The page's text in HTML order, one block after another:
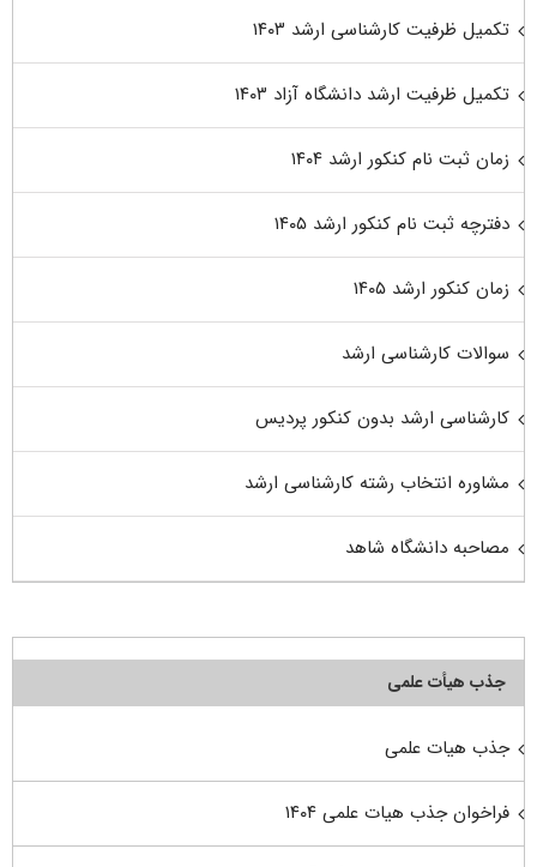
تکمیل ظرفیت کارشناسی ارشد ۱۴۰۳
تکمیل ظرفیت ارشد دانشگاه آزاد ۱۴۰۳
زمان ثبت نام کنکور ارشد ۱۴۰۴
دفترچه ثبت نام کنکور ارشد ۱۴۰۵
زمان کنکور ارشد ۱۴۰۵
سوالات کارشناسی ارشد
کارشناسی ارشد بدون کنکور پردیس
مشاوره انتخاب رشته کارشناسی ارشد
مصاحبه دانشگاه شاهد
جذب هیأت علمی
جذب هیات علمی
فراخوان جذب هیات علمی ۱۴۰۴